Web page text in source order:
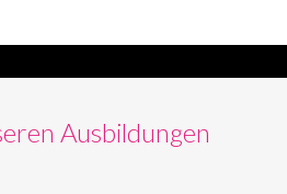
Ausbildungen